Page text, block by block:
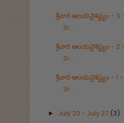
శ్రీవారి ఆలయవైశిష్ట్యం -
Sr...
శ్రీవారి ఆలయవైశిష్ట్యం -
Sr...
శ్రీవారి ఆలయవైశిష్ట్యం - 1
Sr...
► July 20 - July 27 (3)